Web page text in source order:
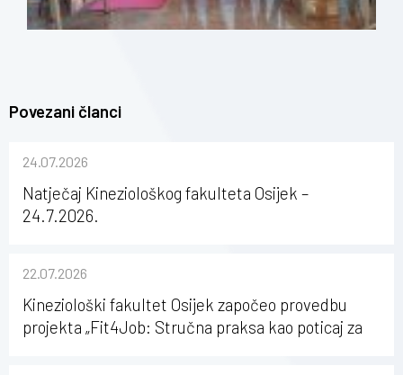
Povezani članci
24.07.2026
Natječaj Kineziološkog fakulteta Osijek –
24.7.2026.
22.07.2026
Kineziološki fakultet Osijek započeo provedbu
projekta „Fit4Job: Stručna praksa kao poticaj za